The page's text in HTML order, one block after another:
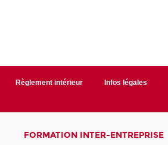
Règlement intérieur Infos légales
FORMATION INTER-ENTREPRISE